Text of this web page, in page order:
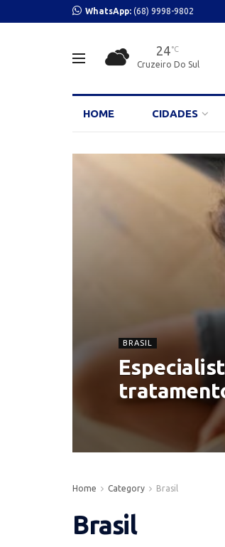
WhatsApp: (68) 9998-9802
24 °C
Cruzeiro Do Sul
HOME CIDADES
BRASIL
Home Category Brasil
Brasil